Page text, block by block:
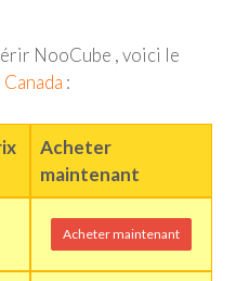
NooCube , voici le
:
Acheter
maintenant
Acheter maintenant